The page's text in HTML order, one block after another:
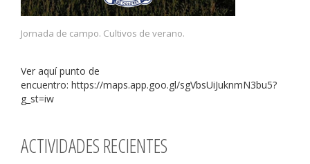
Jornada de campo. Cultivos de verano.
Ver aquí punto de
encuentro: https://maps.app.goo.gl/sgVbsUiJuknmN3bu5?
g_st=iw
ACTIVIDADES RECIENTES